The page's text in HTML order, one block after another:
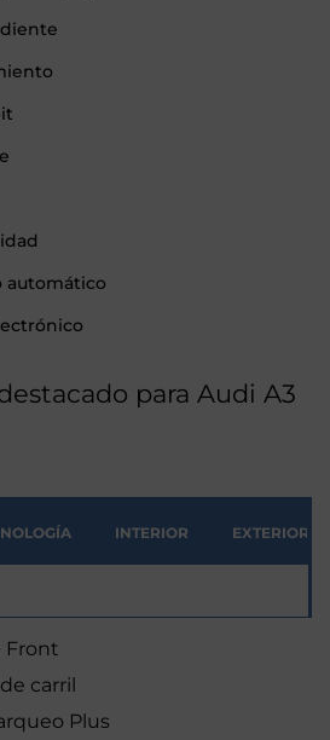
automático
para Audi A3
INTERIOR EXTERIOR
Front
carril
Plus